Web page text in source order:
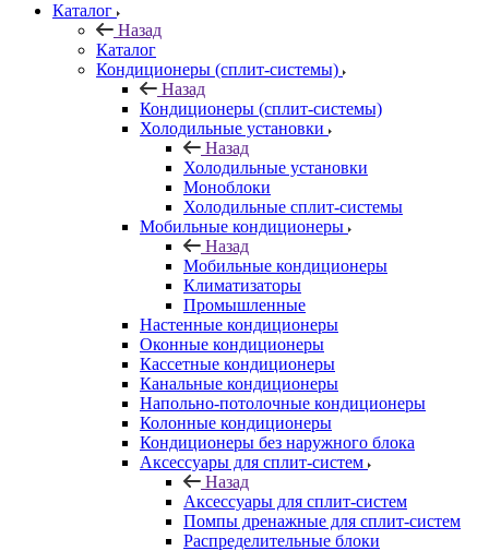
Каталог
Назад
Каталог
Кондиционеры (сплит-системы)
Назад
Кондиционеры (сплит-системы)
Холодильные установки
Назад
Холодильные установки
Моноблоки
Холодильные сплит-системы
Мобильные кондиционеры
Назад
Мобильные кондиционеры
Климатизаторы
Промышленные
Настенные кондиционеры
Оконные кондиционеры
Кассетные кондиционеры
Канальные кондиционеры
Напольно-потолочные кондиционеры
Колонные кондиционеры
Кондиционеры без наружного блока
Аксессуары для сплит-систем
Назад
Аксессуары для сплит-систем
Помпы дренажные для сплит-систем
Распределительные блоки